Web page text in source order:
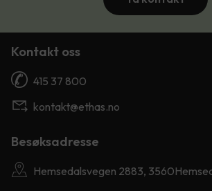
Kontakt oss
415 37 800
kontakt@ethas.no
Besøksadresse
Hemsedalsvegen 2883,